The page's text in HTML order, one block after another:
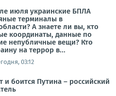
июля украинские БПЛА
терминалы в
А знаете ли вы, кто
координаты, данные по
непубличные вещи? Кто
на террор в...
03:12
и боится Путина – российский